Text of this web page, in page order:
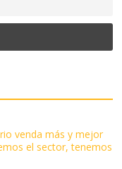
venda más y mejor
el sector, tenemos